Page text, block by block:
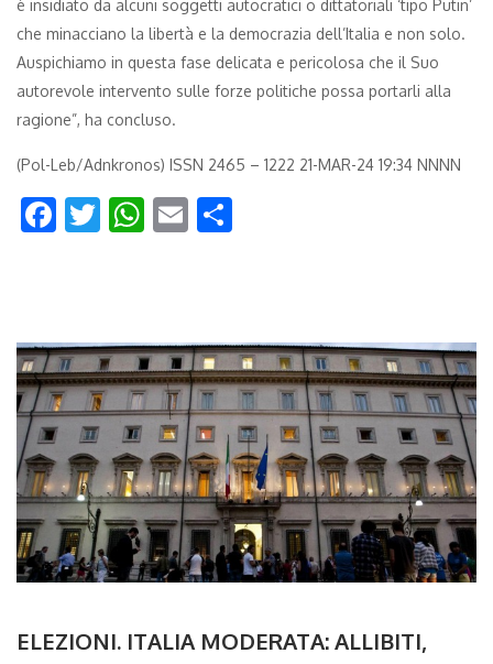
è insidiato da alcuni soggetti autocratici o dittatoriali ‘tipo Putin’
che minacciano la libertà e la democrazia dell’Italia e non solo.
Auspichiamo in questa fase delicata e pericolosa che il Suo
autorevole intervento sulle forze politiche possa portarli alla
ragione”, ha concluso.
(Pol-Leb/Adnkronos) ISSN 2465 – 1222 21-MAR-24 19:34 NNNN
Facebook
Twitter
WhatsApp
Email
ELEZIONI. ITALIA MODERATA: ALLIBITI,